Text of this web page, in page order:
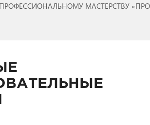
МАСТЕРСТВУ